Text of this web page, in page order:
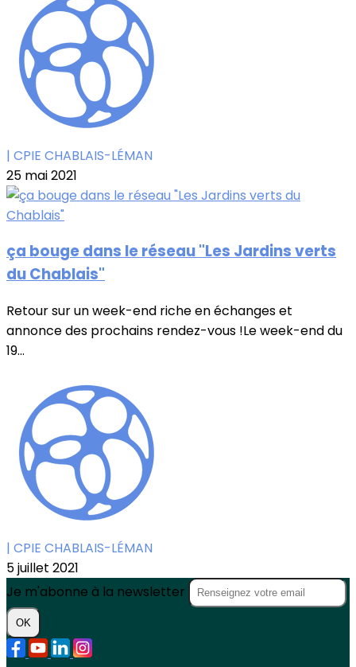
| CPIE CHABLAIS-LÉMAN
25 mai 2021
ça bouge dans le réseau "Les Jardins verts
du Chablais"
Retour sur un week-end riche en échanges et
annonce des prochains rendez-vous !Le week-end du
19...
| CPIE CHABLAIS-LÉMAN
5 juillet 2021
Je m'abonne à la newsletter
OK